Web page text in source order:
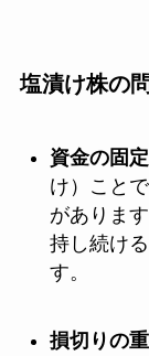
塩漬け株の
資金の固定
け）こと
がありま
持し続け
す。
損切りの